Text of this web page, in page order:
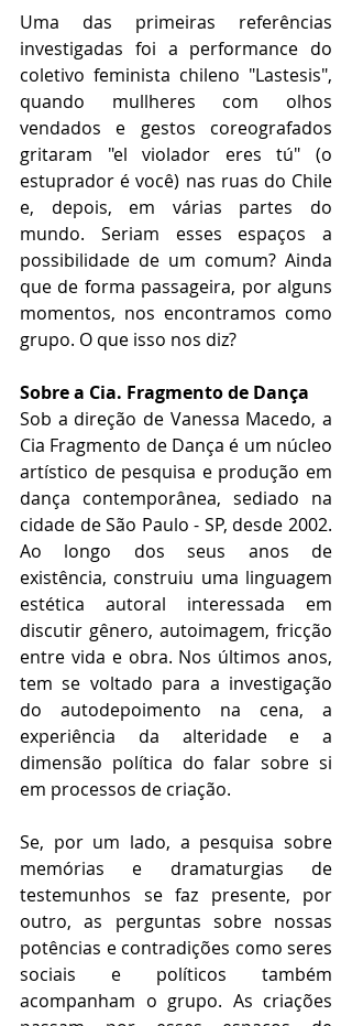
Uma das primeiras referências
investigadas foi a performance do
coletivo feminista chileno "Lastesis",
quando mullheres com olhos
vendados e gestos coreografados
gritaram "el violador eres tú" (o
estuprador é você) nas ruas do Chile
e, depois, em várias partes do
mundo. Seriam esses espaços a
possibilidade de um comum? Ainda
que de forma passageira, por alguns
momentos, nos encontramos como
grupo. O que isso nos diz?
Sobre a Cia. Fragmento de Dança
Sob a direção de Vanessa Macedo, a
Cia Fragmento de Dança é um núcleo
artístico de pesquisa e produção em
dança contemporânea, sediado na
cidade de São Paulo - SP, desde 2002.
Ao longo dos seus anos de
existência, construiu uma linguagem
estética autoral interessada em
discutir gênero, autoimagem, fricção
entre vida e obra. Nos últimos anos,
tem se voltado para a investigação
do autodepoimento na cena, a
experiência da alteridade e a
dimensão política do falar sobre si
em processos de criação.
Se, por um lado, a pesquisa sobre
memórias e dramaturgias de
testemunhos se faz presente, por
outro, as perguntas sobre nossas
potências e contradições como seres
sociais e políticos também
acompanham o grupo. As criações